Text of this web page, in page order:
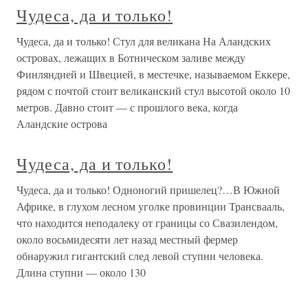
Чудеса, да и только!
Чудеса, да и только! Стул для великана На Аландских
островах, лежащих в Ботническом заливе между
Финляндией и Швецией, в местечке, называемом Еккере,
рядом с почтой стоит великанский стул высотой около 10
метров. Давно стоит — с прошлого века, когда
Аландские острова
Чудеса, да и только!
Чудеса, да и только! Одноногий пришелец?…В Южной
Африке, в глухом лесном уголке провинции Трансвааль,
что находится неподалеку от границы со Свазилендом,
около восьмидесяти лет назад местный фермер
обнаружил гигантский след левой ступни человека.
Длина ступни — около 130